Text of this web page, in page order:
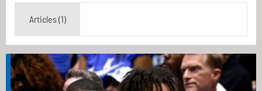
Articles (1)